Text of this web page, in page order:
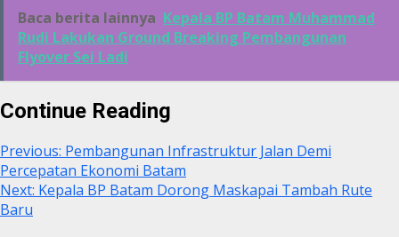
ShareBaca berita lainnya Kepala BP Batam Muhammad
Rudi Lakukan Ground Breaking Pembangunan
Flyover Sei Ladi
Continue Reading
Previous: Pembangunan Infrastruktur Jalan Demi
Percepatan Ekonomi Batam
Next: Kepala BP Batam Dorong Maskapai Tambah Rute
Baru